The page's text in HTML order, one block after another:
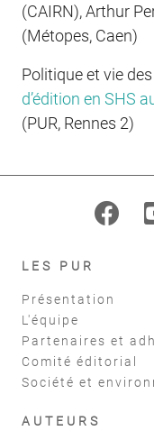
(CAIRN), Arthur
(Métopes, Caen)
Politique et vie des
d’édition en SHS
(PUR, Rennes 2)
LES PUR
Présentation
L'équipe
Partenaires et
Comité éditorial
Société et
AUTEURS